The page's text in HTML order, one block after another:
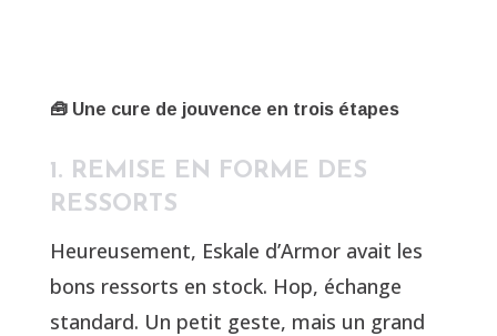
🧰 Une cure de jouvence en trois étapes
1. REMISE EN FORME DES
RESSORTS
Heureusement, Eskale d’Armor avait les
bons ressorts en stock. Hop, échange
standard. Un petit geste, mais un grand